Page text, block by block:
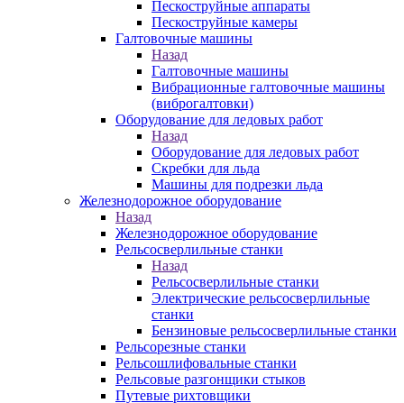
Пескоструйные аппараты
Пескоструйные камеры
Галтовочные машины
Назад
Галтовочные машины
Вибрационные галтовочные машины
(виброгалтовки)
Оборудование для ледовых работ
Назад
Оборудование для ледовых работ
Скребки для льда
Машины для подрезки льда
Железнодорожное оборудование
Назад
Железнодорожное оборудование
Рельсосверлильные станки
Назад
Рельсосверлильные станки
Электрические рельсосверлильные
станки
Бензиновые рельсосверлильные станки
Рельсорезные станки
Рельсошлифовальные станки
Рельсовые разгонщики стыков
Путевые рихтовщики